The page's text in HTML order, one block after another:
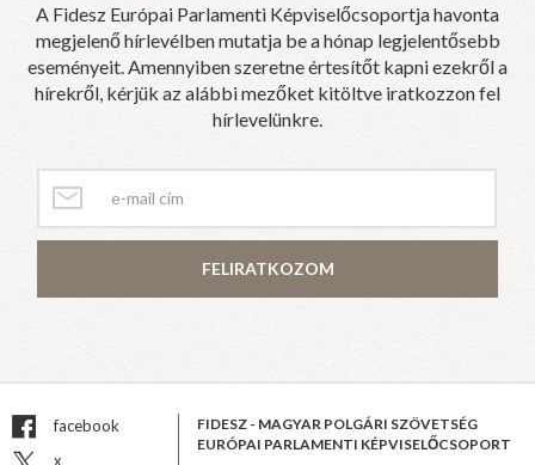
A Fidesz Európai Parlamenti Képviselőcsoportja havonta
megjelenő hírlevélben mutatja be a hónap legjelentősebb
eseményeit. Amennyiben szeretne értesítőt kapni ezekről a
hírekről, kérjük az alábbi mezőket kitöltve iratkozzon fel
hírlevelünkre.
FELIRATKOZOM
facebook
x
FIDESZ - MAGYAR POLGÁRI SZÖVETSÉG
EURÓPAI PARLAMENTI KÉPVISELŐCSOPORT